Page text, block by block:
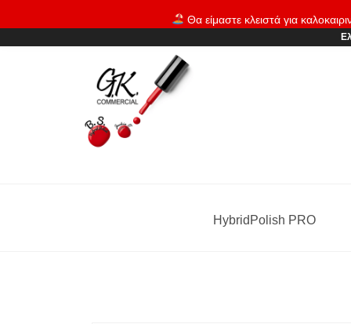
Θα είμαστε κλειστά για
HybridPolish PRO